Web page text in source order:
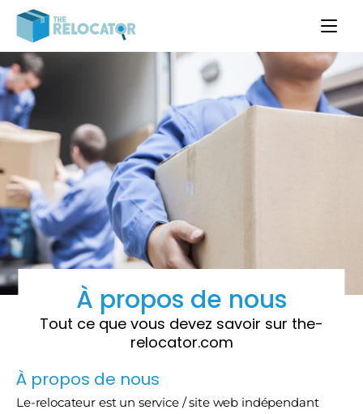
À propos de nous
Tout ce que vous devez savoir sur the-
relocator.com
À propos de nous
Le-relocateur est un service / site web indépendant